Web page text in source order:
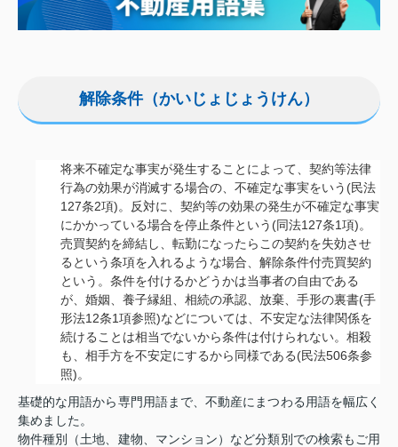
解除条件（かいじょじょうけん）
将来不確定な事実が発生することによって、契約等法律
行為の効果が消滅する場合の、不確定な事実をいう(民法
127条2項)。反対に、契約等の効果の発生が不確定な事実
にかかっている場合を停止条件という(同法127条1項)。
売買契約を締結し、転勤になったらこの契約を失効させ
るという条項を入れるような場合、解除条件付売買契約
という。条件を付けるかどうかは当事者の自由である
が、婚姻、養子縁組、相続の承認、放棄、手形の裏書(手
形法12条1項参照)などについては、不安定な法律関係を
続けることは相当でないから条件は付けられない。相殺
も、相手方を不安定にするから同様である(民法506条参
照)。
基礎的な用語から専門用語まで、不動産にまつわる用語を幅広く
集めました。
物件種別（土地、建物、マンション）など分類別での検索もご用